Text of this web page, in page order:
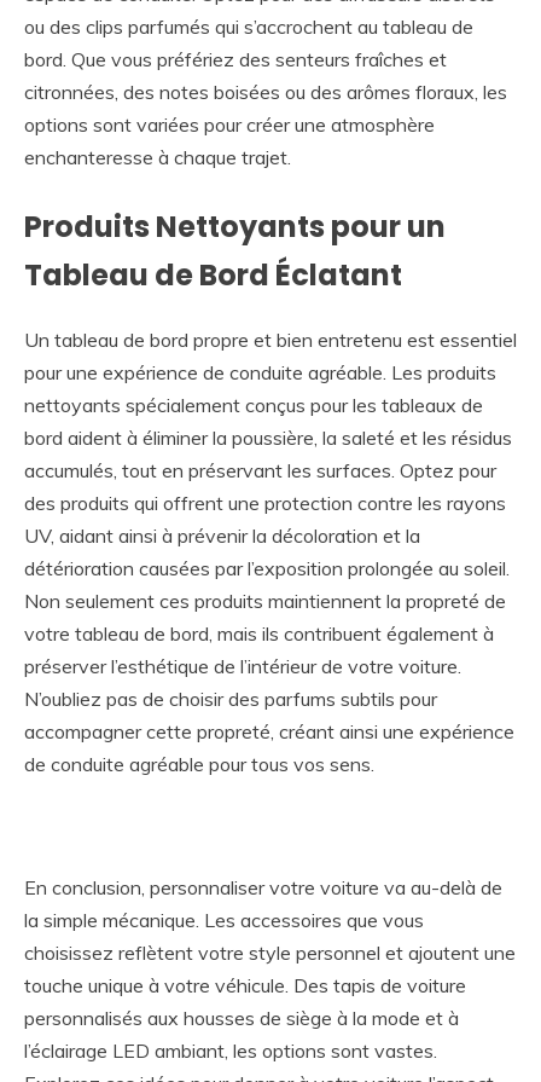
ou des clips parfumés qui s’accrochent au tableau de
bord. Que vous préfériez des senteurs fraîches et
citronnées, des notes boisées ou des arômes floraux, les
options sont variées pour créer une atmosphère
enchanteresse à chaque trajet.
Produits Nettoyants pour un
Tableau de Bord Éclatant
Un tableau de bord propre et bien entretenu est essentiel
pour une expérience de conduite agréable. Les produits
nettoyants spécialement conçus pour les tableaux de
bord aident à éliminer la poussière, la saleté et les résidus
accumulés, tout en préservant les surfaces. Optez pour
des produits qui offrent une protection contre les rayons
UV, aidant ainsi à prévenir la décoloration et la
détérioration causées par l’exposition prolongée au soleil.
Non seulement ces produits maintiennent la propreté de
votre tableau de bord, mais ils contribuent également à
préserver l’esthétique de l’intérieur de votre voiture.
N’oubliez pas de choisir des parfums subtils pour
accompagner cette propreté, créant ainsi une expérience
de conduite agréable pour tous vos sens.
En conclusion, personnaliser votre voiture va au-delà de
la simple mécanique. Les accessoires que vous
choisissez reflètent votre style personnel et ajoutent une
touche unique à votre véhicule. Des tapis de voiture
personnalisés aux housses de siège à la mode et à
l’éclairage LED ambiant, les options sont vastes.